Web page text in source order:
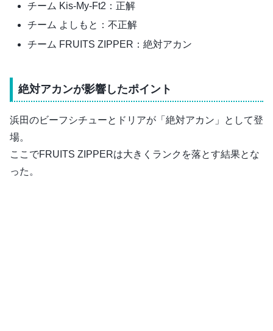
チーム Kis-My-Ft2：正解
チーム よしもと：不正解
チーム FRUITS ZIPPER：絶対アカン
絶対アカンが影響したポイント
浜田のビーフシチューとドリアが「絶対アカン」として登
場。
ここでFRUITS ZIPPERは大きくランクを落とす結果とな
った。